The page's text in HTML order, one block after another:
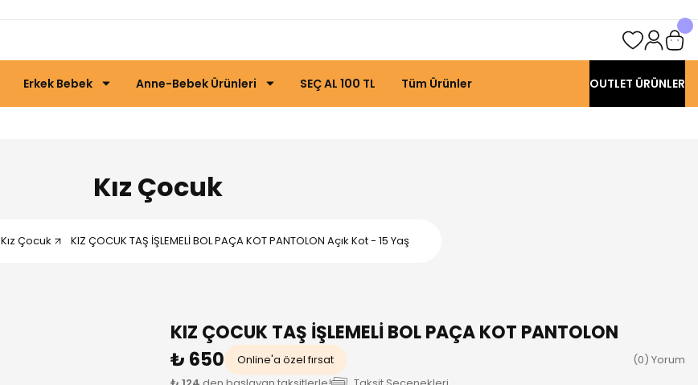
Erkek Bebek Anne-Bebek Ürünleri SEÇ AL 100 TL Tüm Ürünler OUTLET ÜRÜNLER
Kız Çocuk
Kız Çocuk KIZ ÇOCUK TAŞ İŞLEMELİ BOL PAÇA KOT PANTOLON Açık Kot - 15 Yaş
KIZ ÇOCUK TAŞ İŞLEMELİ BOL PAÇA KOT PANTOLON
₺ 650
Online'a özel fırsat
(0) Yorum